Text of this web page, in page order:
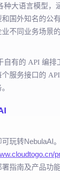
种大语言模型，
国外知名的公
不同业务场景的
自有的 API 编排
服务接口的
玩转NebulaAI。
指南及产品功